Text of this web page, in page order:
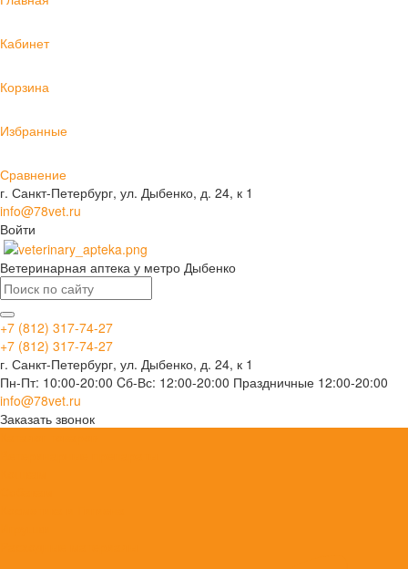
Кабинет
Корзина
Избранные
Сравнение
г. Санкт-Петербург, ул. Дыбенко, д. 24, к 1
info@78vet.ru
Войти
Ветеринарная аптека у метро Дыбенко
+7 (812) 317-74-27
+7 (812) 317-74-27
г. Санкт-Петербург, ул. Дыбенко, д. 24, к 1
Пн-Пт: 10:00-20:00 Cб-Вс: 12:00-20:00 Праздничные 12:00-20:00
info@78vet.ru
Заказать звонок